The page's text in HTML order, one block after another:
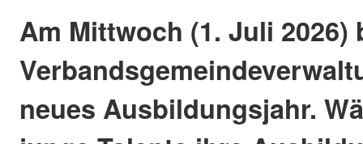
Am Mittwoch (1. Juli 2026)
neues Ausbildungsjahr.